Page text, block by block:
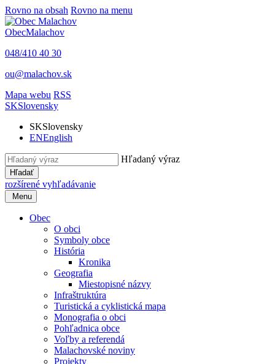
Rovno na obsah Rovno na menu
ObecMalachov
048/410 40 30
ou@malachov.sk
Mapa webu RSS
SKSlovensky
SKSlovensky
ENEnglish
Hľadaný výraz
Hľadať
rozšírené vyhľadávanie
Menu
Obec
O obci
Symboly obce
História
Kronika
Geografia
Miestopisné názvy
Infraštruktúra
Turistická a cyklistická mapa
Monografia o obci
Pohľadnica obce
Voľby a referendá
Malachovské noviny
Projekty